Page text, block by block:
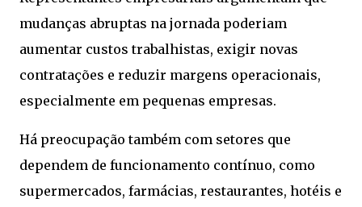
mudanças abruptas na jornada poderiam
aumentar custos trabalhistas, exigir novas
contratações e reduzir margens operacionais,
especialmente em pequenas empresas.
Há preocupação também com setores que
dependem de funcionamento contínuo, como
supermercados, farmácias, restaurantes, hotéis e